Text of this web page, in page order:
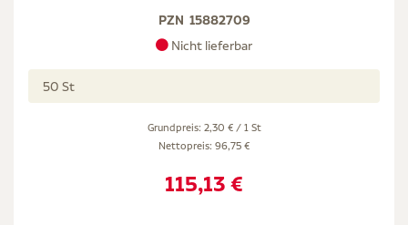
PZN 15882709
Nicht lieferbar
50 St
Grundpreis: 2,30 € / 1 St
Nettopreis: 96,75 €
115,13 €